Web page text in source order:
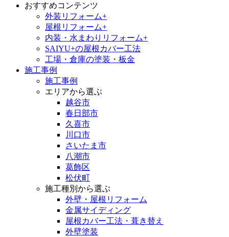
おすすめコンテンツ
外装リフォーム+
屋根リフォーム+
内装・水まわりリフォーム+
SAIYU+の屋根カバー工法
工場・倉庫の塗装・板金
施工事例
施工事例
エリアから選ぶ
越谷市
春日部市
久喜市
川口市
さいたま市
八潮市
葛飾区
松伏町
施工種別から選ぶ
外壁・屋根リフォーム
金属サイディング
屋根カバー工法・葺き替え
外壁塗装